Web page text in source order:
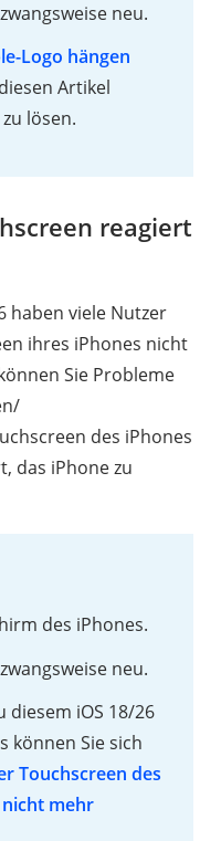
neu.
Logo hängen
Artikel
lösen.
reagiert
haben viele Nutzer
ihres iPhones nicht
Sie Probleme
des iPhones
das iPhone zu
des iPhones.
neu.
diesem iOS 18/26
können Sie sich
Touchscreen des
mehr